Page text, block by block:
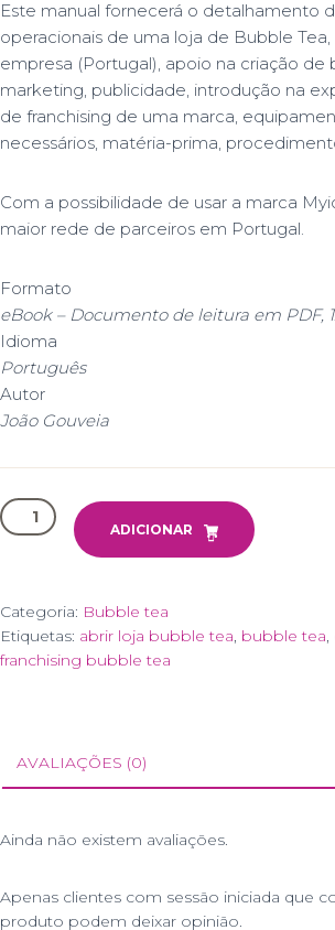
Este manual fornecerá o detalhamento
operacionais de uma loja de Bubble
empresa (Portugal), apoio na criação de
marketing, publicidade, introdução na
de franchising de uma marca,
necessários, matéria-prima,
Com a possibilidade de usar a marca
maior rede de parceiros em Portugal.
Formato
eBook – Documento de leitura em PDF,
Idioma
Português
Autor
João Gouveia
Quantidade
de
Bubble
Tea
-
ADICIONAR
Categoria: Bubble tea
Etiquetas: abrir loja bubble tea, bubble tea,
franchising bubble tea
AVALIAÇÕES (0)
Ainda não existem avaliações.
Apenas clientes com sessão iniciada que
produto podem deixar opinião.